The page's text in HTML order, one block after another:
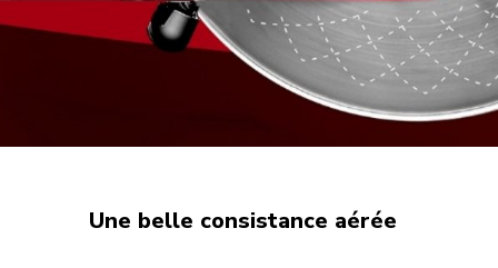
Une belle consistance aérée